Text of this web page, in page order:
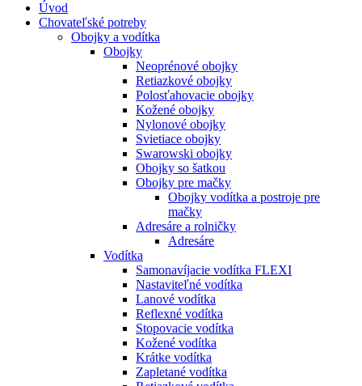
Úvod
Chovateľské potreby
Obojky a vodítka
Obojky
Neoprénové obojky
Retiazkové obojky
Polosťahovacie obojky
Kožené obojky
Nylonové obojky
Svietiace obojky
Swarowski obojky
Obojky so šatkou
Obojky pre mačky
Obojky vodítka a postroje pre
mačky
Adresáre a rolničky
Adresáre
Vodítka
Samonavíjacie vodítka FLEXI
Nastaviteľné vodítka
Lanové vodítka
Reflexné vodítka
Stopovacie vodítka
Kožené vodítka
Krátke vodítka
Zapletané vodítka